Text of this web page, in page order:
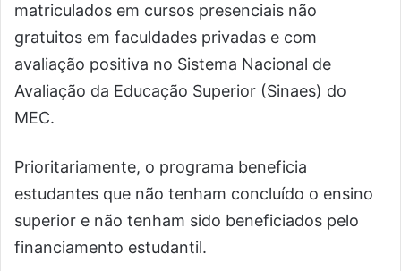
matriculados em cursos presenciais não
gratuitos em faculdades privadas e com
avaliação positiva no Sistema Nacional de
Avaliação da Educação Superior (Sinaes) do
MEC.
Prioritariamente, o programa beneficia
estudantes que não tenham concluído o ensino
superior e não tenham sido beneficiados pelo
financiamento estudantil.